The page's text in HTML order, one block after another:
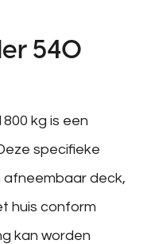
540
kg is een
specifieke
afneembaar deck,
huis conform
kan worden